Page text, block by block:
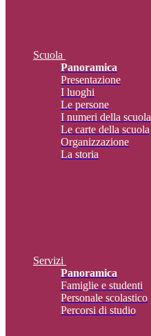
Scuola
Panoramica
Presentazione
I luoghi
Le persone
I numeri della scuola
Le carte della scuola
Organizzazione
La storia
Servizi
Panoramica
Famiglie e studenti
Personale scolastico
Percorsi di studio